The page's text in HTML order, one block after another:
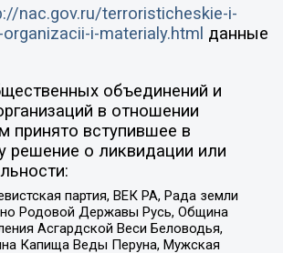
nac.gov.ru/terroristicheskie-i-
i-materialy.html данные
объединений и
в отношении
принято вступившее в
решение о ликвидации или
партия, ВЕК РА, Рада земли
Родовой Державы Русь, Община
Асгардской Веси Беловодья,
Капища Веды Перуна, Мужская